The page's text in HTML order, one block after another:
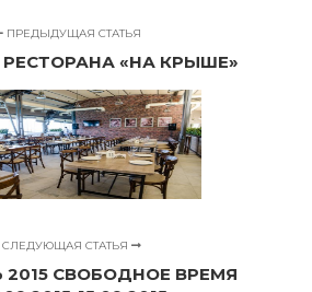
ПРЕДЫДУЩАЯ СТАТЬЯ
«НА КРЫШЕ»
СЛЕДУЮЩАЯ СТАТЬЯ
2015 СВОБОДНОЕ ВРЕМЯ